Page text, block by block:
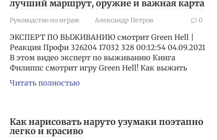
лучший маршрут, оружие и важная карта
Руководство по играм Александр Петров 0
ЭКСПЕРТ ПО ВЫЖИВАНИЮ смотрит Green Hell |
Реакция Профи 326204 17032 328 00:12:54 04.09.2021
В этом видео эксперт по выживанию Кинга
Филиппс смотрит игру Green Hell! Как выжить
Читать полностью
Как нарисовать наруто узумаки поэтапно
легко и красиво